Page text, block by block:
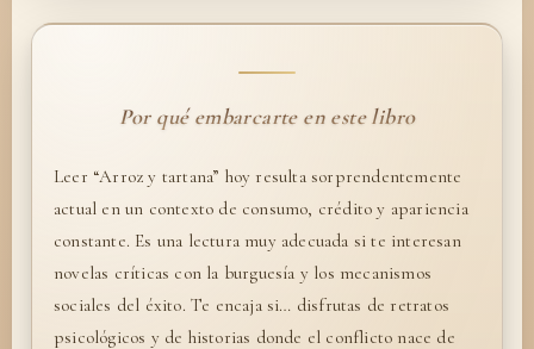
Por qué embarcarte en este libro
Leer “Arroz y tartana” hoy resulta sorprendentemente
actual en un contexto de consumo, crédito y apariencia
constante. Es una lectura muy adecuada si te interesan
novelas críticas con la burguesía y los mecanismos
sociales del éxito. Te encaja si… disfrutas de retratos
psicológicos y de historias donde el conflicto nace de